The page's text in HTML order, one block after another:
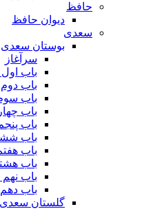
حافظ
دیوان حافظ
سعدی
بوستان سعدی
سرآغاز
باب
باب
باب
باب
باب
باب
باب
باب
باب
باب
گلستان سعدی